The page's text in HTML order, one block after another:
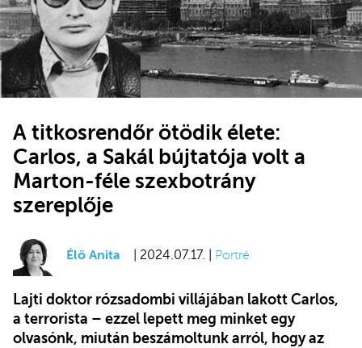
A titkosrendőr ötödik élete:
Carlos, a Sakál bújtatója volt a
Marton-féle szexbotrány
szereplője
Élő Anita | 2024.07.17. | Portré
Lajti doktor rózsadombi villájában lakott Carlos,
a terrorista – ezzel lepett meg minket egy
olvasónk, miután beszámoltunk arról, hogy az